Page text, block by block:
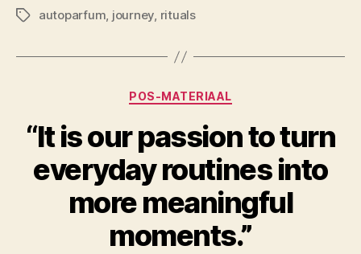
Tagsautoparfum, journey, rituals
Categorieën
POS-MATERIAAL
“It is our passion to turn
everyday routines into
more meaningful
moments.”